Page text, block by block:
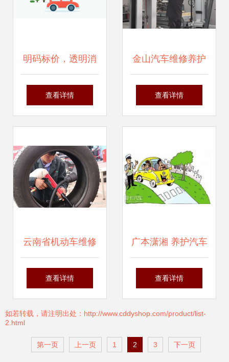
明码标价，透明消
费 浙江新规引领机
业价格规范化
查看详情
金山汽车维修养护
迎来高峰 专家提醒
查看详情
云南省机动车维修
行业技能竞赛圆满
查看详情
广本潇湘 养护汽车
最易受损的部件，
查看详情
如若转载，请注明出处：http://www.cddyshop.com/product/list-
2.html
第一页 上一页 1 2 3 下一页